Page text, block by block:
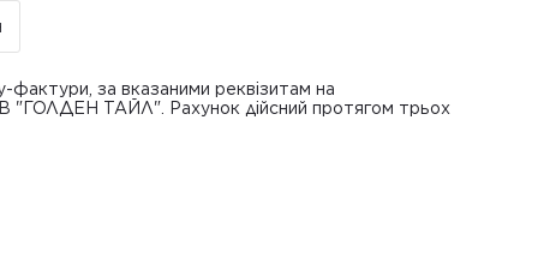
фактури, за вказаними реквізитам на
"ГОЛДЕН ТАЙЛ". Рахунок дійсний протягом трьох